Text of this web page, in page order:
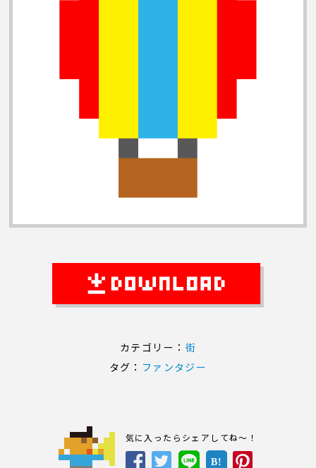
カテゴリー： 街
タグ： ファンタジー
気に入ったらシェアしてね～！
B!